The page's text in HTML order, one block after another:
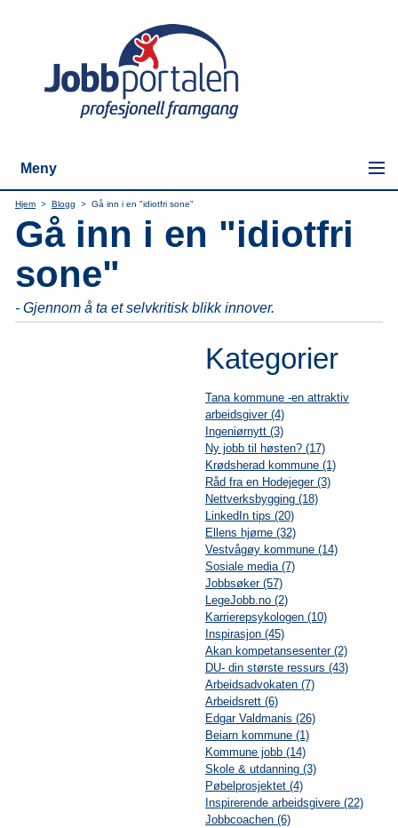
Meny
Hjem > Blogg > Gå inn i en "idiotfri sone"
Gå inn i en "idiotfri
sone"
- Gjennom å ta et selvkritisk blikk innover.
Kategorier
Tana kommune -en attraktiv
arbeidsgiver (4)
Ingeniørnytt (3)
Ny jobb til høsten? (17)
Krødsherad kommune (1)
Råd fra en Hodejeger (3)
Nettverksbygging (18)
LinkedIn tips (20)
Ellens hjørne (32)
Vestvågøy kommune (14)
Sosiale media (7)
Jobbsøker (57)
LegeJobb.no (2)
Karrierepsykologen (10)
Inspirasjon (45)
Akan kompetansesenter (2)
DU- din største ressurs (43)
Arbeidsadvokaten (7)
Arbeidsrett (6)
Edgar Valdmanis (26)
Beiarn kommune (1)
Kommune jobb (14)
Skole & utdanning (3)
Pøbelprosjektet (4)
Inspirerende arbeidsgivere (22)
Jobbcoachen (6)